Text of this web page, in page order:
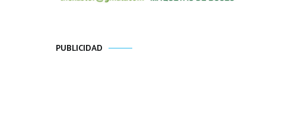
PUBLICIDAD